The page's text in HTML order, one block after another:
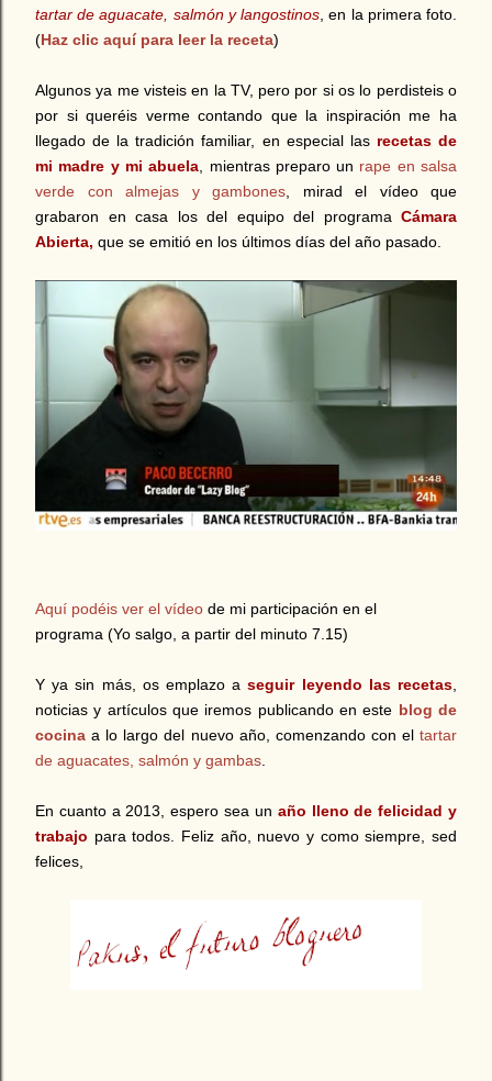
tartar de aguacate, salmón y langostinos,en la primera foto.
(Haz clic aquí para leer la receta)
Algunos ya me visteis en la TV, pero por si os lo perdisteis o
por si queréis verme contando que la inspiración me ha
llegado de la tradición familiar, en especial las recetas de
mi madre y mi abuela, mientras preparo un rape en salsa
verde con almejas y gambones, mirad el vídeo que
grabaron en casa los del equipo del programa Cámara
Abierta, que se emitió en los últimos días del año pasado.
Aquí podéis ver el vídeo de mi participación en el
programa (Yo salgo, a partir del minuto 7.15)
Y ya sin más, os emplazo aseguir leyendo las recetas,
noticias y artículos que iremos publicando en este blog de
cocina a lo largo del nuevo año, comenzando con el tartar
de aguacates, salmón y gambas.
En cuanto a 2013, espero sea un año lleno de felicidad y
trabajo para todos. Feliz año, nuevo y como siempre, sed
felices,